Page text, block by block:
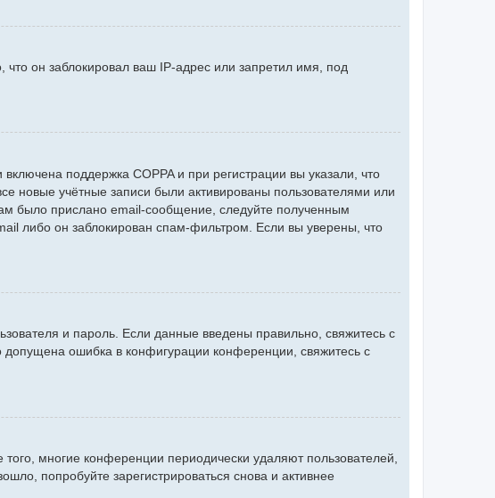
он заблокировал ваш IP-адрес или запретил имя, под
поддержка COPPA и при регистрации вы указали, что
новые учётные записи были активированы пользователями или
было прислано email-сообщение, следуйте полученным
либо он заблокирован спам-фильтром. Если вы уверены, что
и пароль. Если данные введены правильно, свяжитесь с
ошибка в конфигурации конференции, свяжитесь с
многие конференции периодически удаляют пользователей,
попробуйте зарегистрироваться снова и активнее